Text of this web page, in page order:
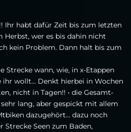
Ihr habt dafür Zeit bis zum letzten
Herbst, wer es bis dahin nicht
kein Problem. Dann halt bis zum
Strecke wann, wie, in x-Etappen
ihr wollt... Denkt hierbei in Wochen
nicht in Tagen!! • die Gesamt­
lang, aber gespickt mit allem
dazugehört... dazu noch
Strecke Seen zum Baden,